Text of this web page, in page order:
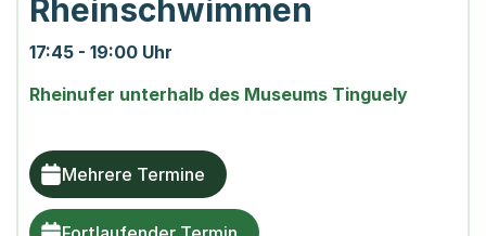
Rheinschwimmen
17:45 - 19:00 Uhr
Rheinufer unterhalb des Museums Tinguely
Mehrere Termine